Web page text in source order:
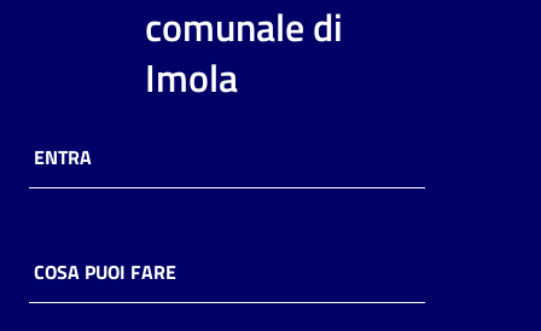
Risorse
online
comunale di
Imola
ENTRA
COSA PUOI FARE